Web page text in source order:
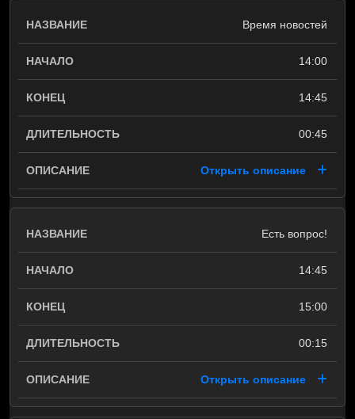
Время новостей
14:00
14:45
00:45
Открыть описание
Есть вопрос!
14:45
15:00
00:15
Открыть описание